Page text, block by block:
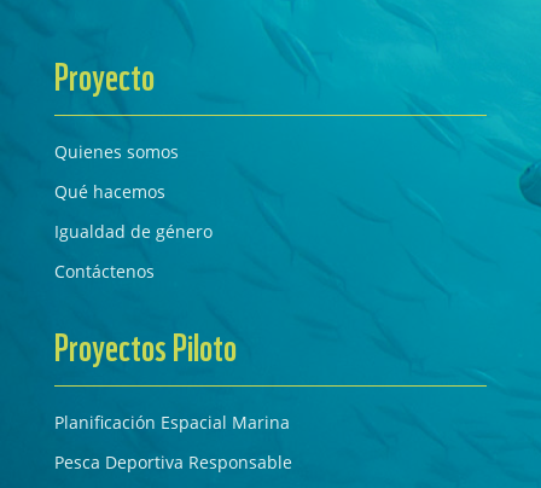
Proyecto
Quienes somos
Qué hacemos
Igualdad de género
Contáctenos
Proyectos Piloto
Planificación Espacial Marina
Pesca Deportiva Responsable